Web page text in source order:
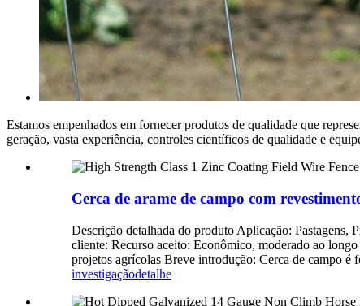
Estamos empenhados em fornecer produtos de qualidade que
geração, vasta experiência, controles científicos de qualidade e
Cerca de arame de campo com
Descrição detalhada do produto Aplicação:
cliente: Recurso aceito: Econômico, moderado ao
projetos agrícolas Breve introdução: Cerca de campo é
investigaçãodetalhe